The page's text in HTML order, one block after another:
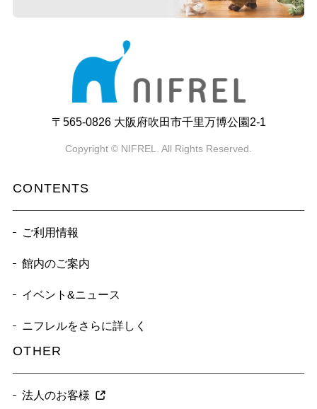
〒565-0826 大阪府吹田市千里万博公園2-1
Copyright © NIFREL. All Rights Reserved.
CONTENTS
ご利用情報
館内のご案内
イベント&ニュース
ニフレルをさらに詳しく
OTHER
法人のお客様